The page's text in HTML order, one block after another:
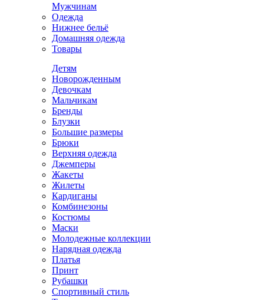
Мужчинам
Одежда
Нижнее бельё
Домашняя одежда
Товары
Детям
Новорожденным
Девочкам
Мальчикам
Бренды
Блузки
Большие размеры
Брюки
Верхняя одежда
Джемперы
Жакеты
Жилеты
Кардиганы
Комбинезоны
Костюмы
Маски
Молодежные коллекции
Нарядная одежда
Платья
Принт
Рубашки
Спортивный стиль